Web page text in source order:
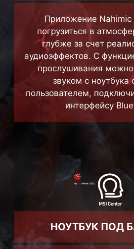
Приложение Nahimic
погрузиться в
глубже за счет
аудиоэффектов. С
прослушивания можно
звуком с ноутбука
пользователем,
интерфейсу
НОУТБУК ПОД